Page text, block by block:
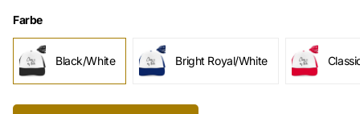
Farbe
Black/White Bright Royal/White